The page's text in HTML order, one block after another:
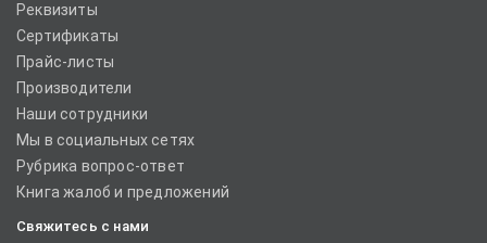
Реквизиты
Сертификаты
Прайс-листы
Производители
Наши сотрудники
Мы в социальных сетях
Рубрика вопрос-ответ
Книга жалоб и предложений
Свяжитесь с нами